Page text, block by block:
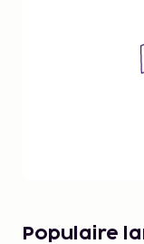
De
kosten
Vóór
Populaire